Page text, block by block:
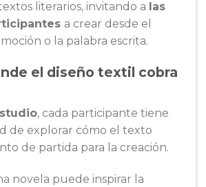
literarios, invitando a las
a crear desde el
o la palabra escrita.
el diseño textil cobra
, cada participante tiene
de explorar cómo el texto
de partida para la creación.
novela puede inspirar la